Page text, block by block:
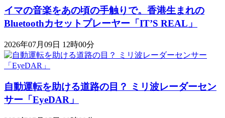
イマの音楽をあの頃の手触りで。香港生まれの
Bluetoothカセットプレーヤー「IT’S REAL」
2026年07月09日 12時00分
自動運転を助ける道路の目？ ミリ波レーダーセン
サー「EyeDAR」